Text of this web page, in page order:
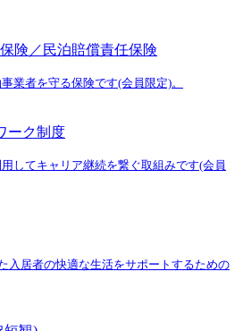
険／民泊賠償責任保険
業者を守る保険です(会員限定)。
ーク制度
してキャリア継続を繋ぐ取組みです(会員
入居者の快適な生活をサポートするための